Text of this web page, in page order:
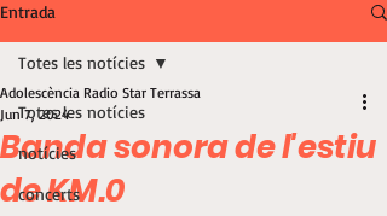
Entrada
Totes les notícies
notícies
concerts
Totes les notícies
Banda sonora de l'estiu
de KM.0
Adolescència Radio Star Terrassa
Jun 7, 2024